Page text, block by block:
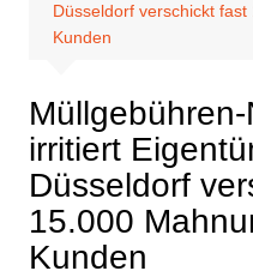
Düsseldorf verschickt
Kunden
irritiert
Düsseldorf
15.000
Kunden